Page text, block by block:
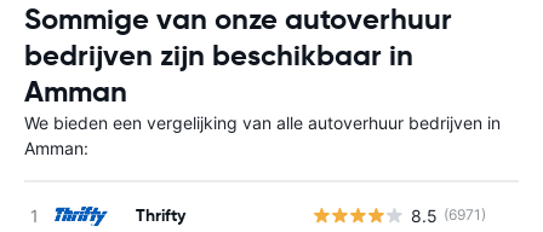
Sommige van onze autoverhuur
bedrijven zijn beschikbaar in
Amman
We bieden een vergelijking van alle autoverhuur bedrijven in
Amman:
Thrifty 8.5 (6971)